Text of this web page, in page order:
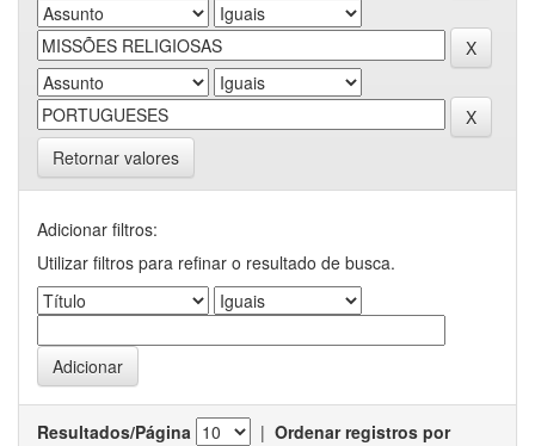
Retornar valores
Adicionar filtros:
Utilizar filtros para refinar o resultado de busca.
Resultados/Página | Ordenar registros por